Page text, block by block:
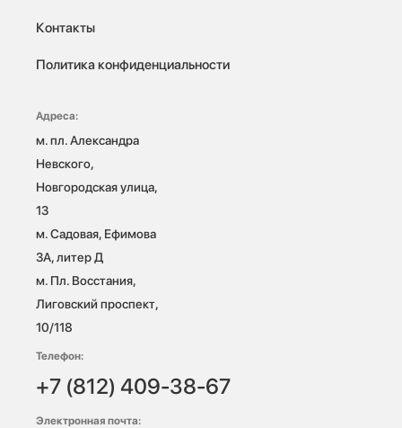
Контакты
Политика конфиденциальности
Адреса:
м. пл. Александра
Невского,
Новгородская улица,
13
м. Садовая, Ефимова
3А, литер Д
м. Пл. Восстания,
Лиговский проспект,
10/118
Телефон:
+7 (812) 409-38-67
Электронная почта: